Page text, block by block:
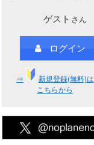
ゲスト さん
ログイン
⇒
新規登録(無料)は
こちらから